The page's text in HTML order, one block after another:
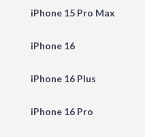
iPhone 15 Pro Max
iPhone 16
iPhone 16 Plus
iPhone 16 Pro